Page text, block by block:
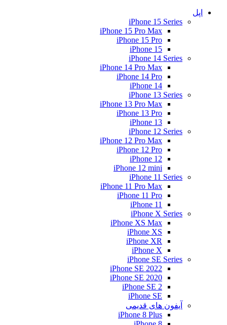
اپل
iPhone 15 Series
iPhone 15 Pro Max
iPhone 15 Pro
iPhone 15
iPhone 14 Series
iPhone 14 Pro Max
iPhone 14 Pro
iPhone 14
iPhone 13 Series
iPhone 13 Pro Max
iPhone 13 Pro
iPhone 13
iPhone 12 Series
iPhone 12 Pro Max
iPhone 12 Pro
iPhone 12
iPhone 12 mini
iPhone 11 Series
iPhone 11 Pro Max
iPhone 11 Pro
iPhone 11
iPhone X Series
iPhone XS Max
iPhone XS
iPhone XR
iPhone X
iPhone SE Series
iPhone SE 2022
iPhone SE 2020
iPhone SE 2
iPhone SE
آیفون های قدیمی
iPhone 8 Plus